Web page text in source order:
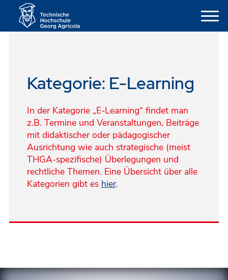
Kategorie: E-Learning
In der Kategorie „E-Learning“ findet man
z.B. Termine und Veranstaltungen, Beiträge
mit didaktischer oder pädagogischer
Ausrichtung wie auch strategische (meist
THGA-spezifische) Überlegungen und
rechtliche Themen. Eine Übersicht über alle
Kategorien gibt es hier.